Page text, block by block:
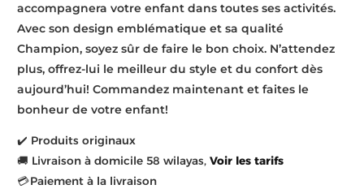
accompagnera votre enfant dans toutes ses activités.
Avec son design emblématique et sa qualité
Champion, soyez sûr de faire le bon choix. N’attendez
plus, offrez-lui le meilleur du style et du confort dès
aujourd’hui! Commandez maintenant et faites le
bonheur de votre enfant!
✔️ Produits originaux
🚚 Livraison à domicile 58 wilayas, Voir les tarifs
💳 Paiement à la livraison